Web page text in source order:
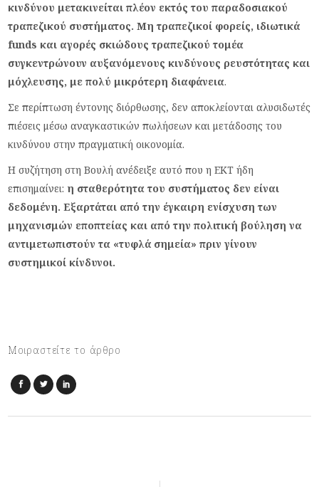
κινδύνου μετακινείται πλέον εκτός του παραδοσιακού
τραπεζικού συστήματος. Μη τραπεζικοί φορείς, ιδιωτικά
funds και αγορές σκιώδους τραπεζικού τομέα
συγκεντρώνουν αυξανόμενους κινδύνους ρευστότητας και
μόχλευσης, με πολύ μικρότερη διαφάνεια.
Σε περίπτωση έντονης διόρθωσης, δεν αποκλείονται αλυσιδωτές
πιέσεις μέσω αναγκαστικών πωλήσεων και μετάδοσης του
κινδύνου στην πραγματική οικονομία.
Η συζήτηση στη Βουλή ανέδειξε αυτό που η ΕΚΤ ήδη
επισημαίνει: η σταθερότητα του συστήματος δεν είναι
δεδομένη. Εξαρτάται από την έγκαιρη ενίσχυση των
μηχανισμών εποπτείας και από την πολιτική βούληση να
αντιμετωπιστούν τα «τυφλά σημεία» πριν γίνουν
συστημικοί κίνδυνοι.
Μοιραστείτε το άρθρο